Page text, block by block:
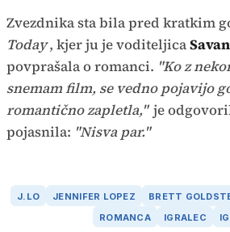
Zvezdnika sta bila pred kratkim
Today, kjer ju je voditeljica
povprašala o romanci. "Ko z
snemam film, se vedno pojavijo
romantično zapletla," je
pojasnila: "Nisva par."
J.LO JENNIFER LOPEZ BRETT
ROMANCA
IGRALEC